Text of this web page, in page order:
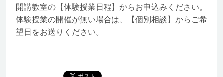
開講教室の【体験授業日程】からお申込みください。
体験授業の開催が無い場合は、【個別相談】からご希
望日をお送りください。